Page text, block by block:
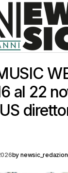
artistico
al 22
by